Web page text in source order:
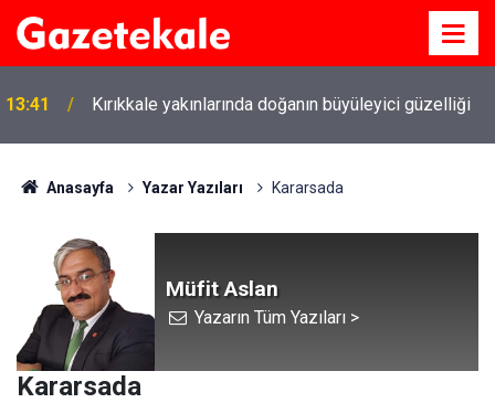
13:41 Kırıkkale yakınlarında doğanın büyüleyici güzelliği
Anasayfa Yazar Yazıları Kararsada
Müfit Aslan
Yazarın Tüm Yazıları >
Kararsada